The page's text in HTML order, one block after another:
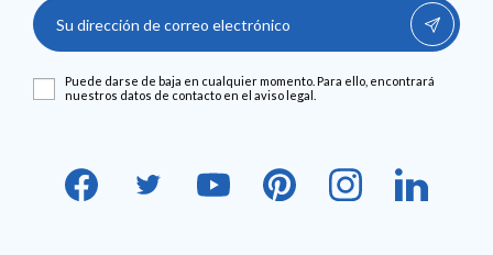
Puede darse de baja en cualquier momento. Para ello, encontrará
nuestros datos de contacto en el aviso legal.